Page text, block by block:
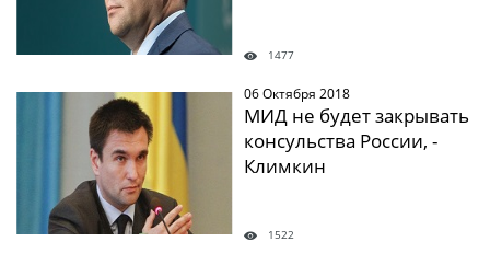
1477
06 Октября 2018
МИД не будет закрывать
консульства России, -
Климкин
1522